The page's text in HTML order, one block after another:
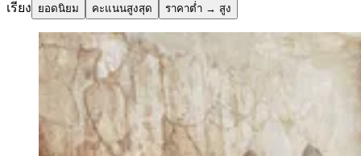
เรียง
ยอดนิยม คะแนนสูงสุด ราคาต่ำ → สูง